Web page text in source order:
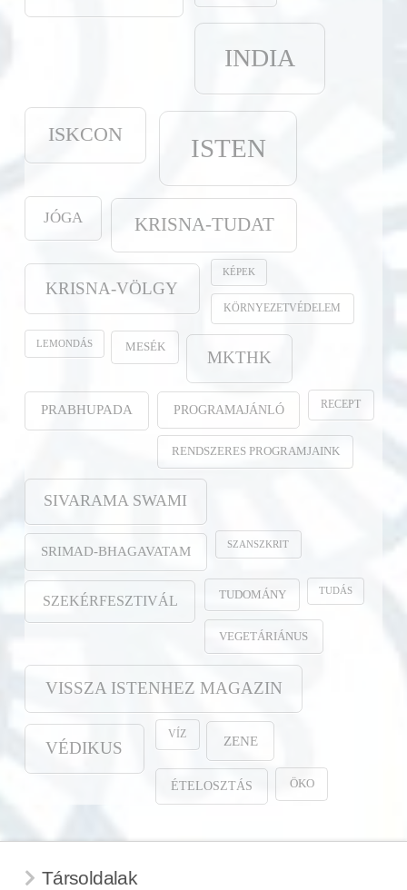
INDIA
ISKCON ISTEN
JÓGA KRISNA-TUDAT
KRISNA-VÖLGY
KÉPEK
KÖRNYEZETVÉDELEM
LEMONDÁS MESÉK
MKTHK
PRABHUPADA PROGRAMAJÁNLÓ RECEPT
RENDSZERES PROGRAMJAINK
SIVARAMA SWAMI
SRIMAD-BHAGAVATAM SZANSZKRIT
SZEKÉRFESZTIVÁL TUDOMÁNY TUDÁS
VEGETÁRIÁNUS
VISSZA ISTENHEZ MAGAZIN
VÉDIKUS
VÍZ ZENE
ÉTELOSZTÁS ÖKO
Társoldalak